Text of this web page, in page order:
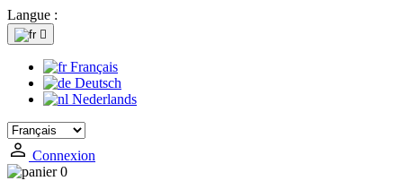
Langue :

Français
Deutsch
Nederlands
Connexion
0